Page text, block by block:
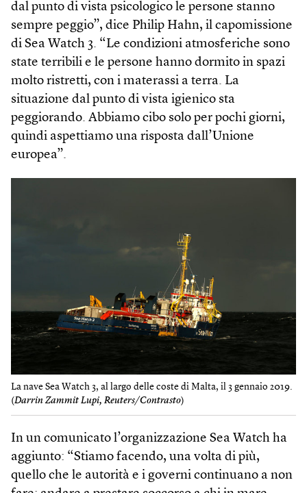
dal punto di vista psicologico le persone stanno
sempre peggio”, dice Philip Hahn, il capomissione
di Sea Watch 3. “Le condizioni atmosferiche sono
state terribili e le persone hanno dormito in spazi
molto ristretti, con i materassi a terra. La
situazione dal punto di vista igienico sta
peggiorando. Abbiamo cibo solo per pochi giorni,
quindi aspettiamo una risposta dall’Unione
europea”.
La nave Sea Watch 3, al largo delle coste di Malta, il 3 gennaio 2019.
(Darrin Zammit Lupi, Reuters/Contrasto)
In un comunicato l’organizzazione Sea Watch ha
aggiunto: “Stiamo facendo, una volta di più,
quello che le autorità e i governi continuano a non